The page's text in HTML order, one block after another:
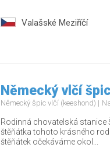
Valašské Meziříčí
Německý vlčí
Německý špic vlčí (keeshond)
Rodinná chovatelská
štěňátka tohoto krásného
štěňátek očekáváme okol...